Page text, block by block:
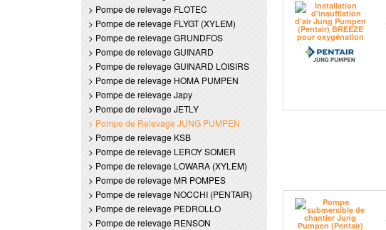
> Pompe de relevage FLOTEC
> Pompe de relevage FLYGT (XYLEM)
> Pompe de relevage GRUNDFOS
> Pompe de relevage GUINARD
> Pompe de relevage GUINARD LOISIRS
> Pompe de relevage HOMA PUMPEN
> Pompe de relevage Japy
> Pompe de relevage JETLY
> Pompe de Relevage JUNG PUMPEN
> Pompe de relevage KSB
> Pompe de relevage LEROY SOMER
> Pompe de relevage LOWARA (XYLEM)
> Pompe de relevage MR POMPES
> Pompe de relevage NOCCHI (PENTAIR)
> Pompe de relevage PEDROLLO
> Pompe de relevage RENSON